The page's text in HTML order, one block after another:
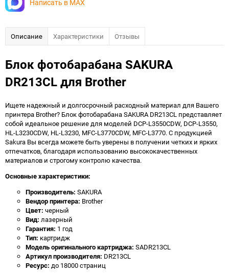
Написать в MAX
Описание Характеристики Отзывы
Блок фотобарабана SAKURA
DR213CL для Brother
Ищете надежный и долгосрочный расходный материал для Вашего
принтера Brother? Блок фотобарабана SAKURA DR213CL представляет
собой идеальное решение для моделей DCP-L3550CDW, DCP-L3550,
HL-L3230CDW, HL-L3230, MFC-L3770CDW, MFC-L3770. С продукцией
Sakura Вы всегда можете быть уверены в получении четких и ярких
отпечатков, благодаря использованию высококачественных
материалов и строгому контролю качества.
Основные характеристики:
Производитель: SAKURA
Вендор принтера: Brother
Цвет: черный
Вид: лазерный
Гарантия: 1 год
Тип: картридж
Модель оригинального картриджа: SADR213CL
Артикул производителя: DR213CL
Ресурс: до 18000 страниц